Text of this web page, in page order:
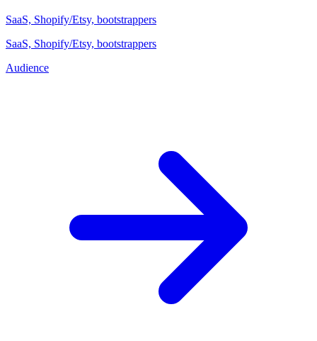
SaaS, Shopify/Etsy, bootstrappers
SaaS, Shopify/Etsy, bootstrappers
Audience